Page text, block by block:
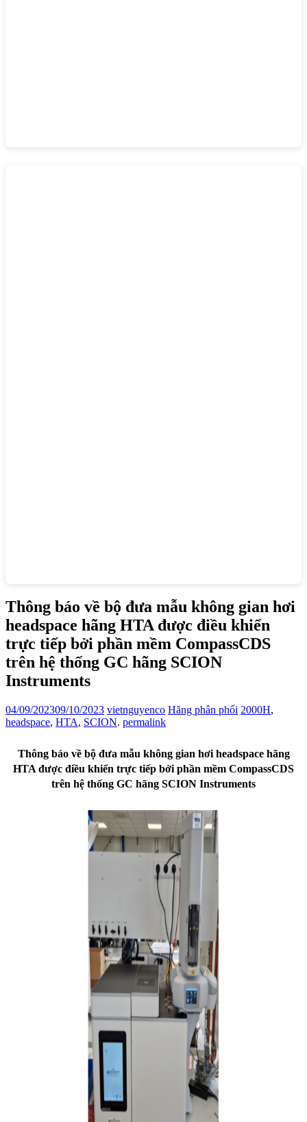
Thông báo về bộ đưa mẫu không gian hơi
headspace hãng HTA được điều khiển
trực tiếp bởi phần mềm CompassCDS
trên hệ thống GC hãng SCION
Instruments
04/09/202309/10/2023 vietnguyenco Hãng phân phối 2000H,
headspace, HTA, SCION. permalink
Thông báo về bộ đưa mẫu không gian hơi headspace hãng
HTA được điều khiển trực tiếp bởi phần mềm CompassCDS
trên hệ thống GC hãng SCION Instruments